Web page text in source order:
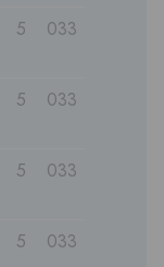
5 033
5 033
5 033
5 033